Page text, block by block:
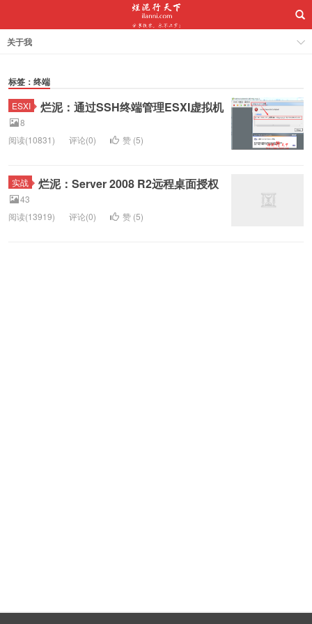
关于我
标签：终端
ESXI 烂泥：通过SSH终端管理ESXI虚拟机
8
阅读(10831)
评论(0) 赞 (5)
实战 烂泥：Server 2008 R2远程桌面授权
43
阅读(13919)
评论(0) 赞 (5)